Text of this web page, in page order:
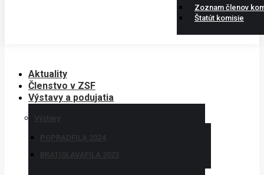
Zoznam členov
Štatút komisie
Aktuality
Členstvo v ZSF
Výstavy a podujatia
Výstavy
POPRADFILA 2024
BRATISLAVAFILA 2023